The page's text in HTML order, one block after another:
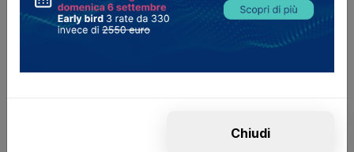
Riabilitazionedella Voce.
Laureato in Medicina e Chirurgia con il
direttore e docente
Chiudi